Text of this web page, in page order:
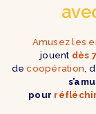
Amusez les
jouent dès
decoopération ,
pour réfléchir